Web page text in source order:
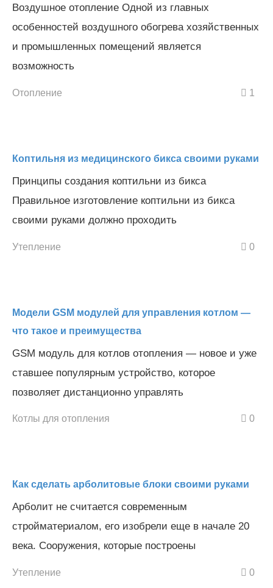
Воздушное отопление Одной из главных
особенностей воздушного обогрева хозяйственных
и промышленных помещений является
возможность
Отопление 1
Коптильня из медицинского бикса своими руками
Принципы создания коптильни из бикса
Правильное изготовление коптильни из бикса
своими руками должно проходить
Утепление 0
Модели GSM модулей для управления котлом —
что такое и преимущества
GSM модуль для котлов отопления — новое и уже
ставшее популярным устройство, которое
позволяет дистанционно управлять
Котлы для отопления 0
Как сделать арболитовые блоки своими руками
Арболит не считается современным
стройматериалом, его изобрели еще в начале 20
века. Сооружения, которые построены
Утепление 0